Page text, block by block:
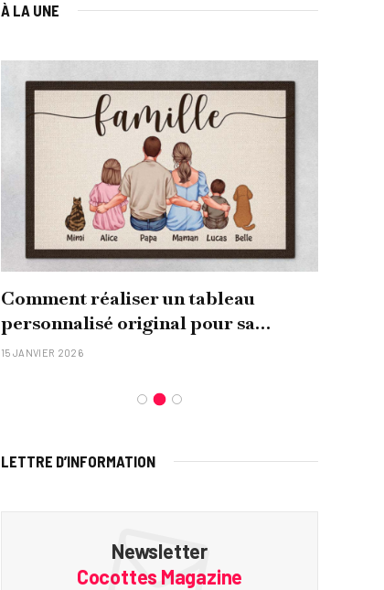
À LA UNE
Comment réaliser un tableau
personnalisé original pour sa
famille ?
15 JANVIER 2026
LETTRE D’INFORMATION
Newsletter
Cocottes Magazine